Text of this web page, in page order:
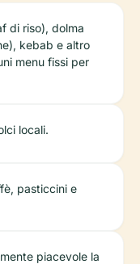
di riso), dolma
kebab e altro
menu fissi per
locali.
pasticcini e
piacevole la